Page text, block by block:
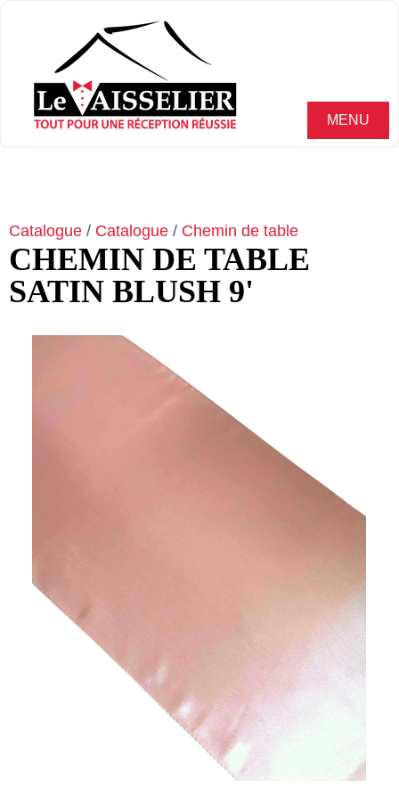
MENU
Catalogue / Catalogue / Chemin de table
CHEMIN DE TABLE
SATIN BLUSH 9'